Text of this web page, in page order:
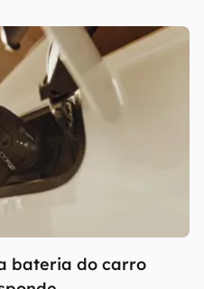
bateria do carro